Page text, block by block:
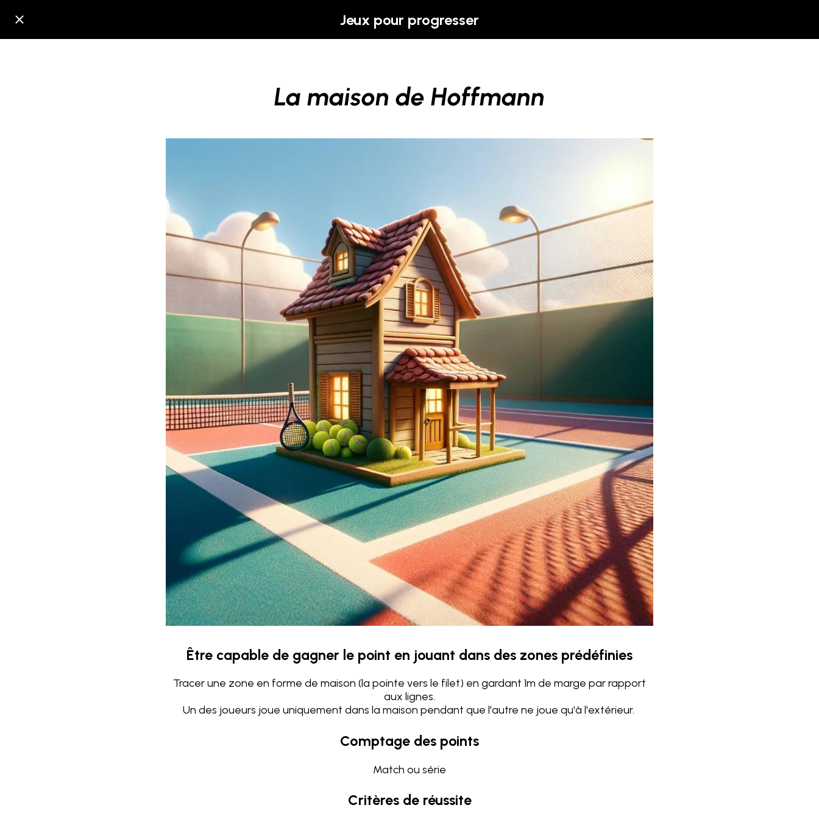
Jeux pour progresser
La maison de Hoffmann
Être capable de gagner le point en jouant dans des zones prédéfinies
Tracer une zone en forme de maison (la pointe vers le filet) en gardant 1m de marge par rapport
aux lignes.
Un des joueurs joue uniquement dans la maison pendant que l'autre ne joue qu'à l'extérieur.
Comptage des points
Match ou série
Critères de réussite